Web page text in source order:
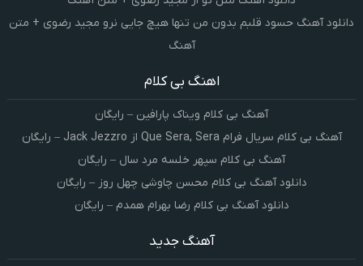
دانلود آهنگ حسود قلبم بدون من تنها هیچ جایی نرو مجید رضوی + متن
آهنگ
اهنگ بی کلام
آهنگ بی کلام ویناک پارافین – رایگان
آهنگ بی کلام سریال فرام Que Sera, Sera از Jack Jezzro – رایگان
آهنگ بی کلام سپهر خلسه مرد سال – رایگان
دانلود آهنگ بی کلام محسن چاوشی چهل روز – رایگان
دانلود آهنگ بی کلام رضا بهرام همدم – رایگان
آهنگ جدید